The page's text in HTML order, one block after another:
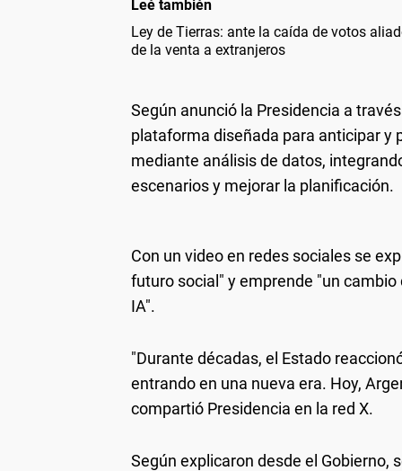
Leé también
Ley de Tierras: ante la caída de votos
de la venta a extranjeros
Según anunció la Presidencia a
plataforma diseñada para anticipar
mediante análisis de datos,
escenarios y mejorar la planificación.
Con un video en redes sociales se
futuro social" y emprende "un
IA".
"Durante décadas, el Estado
entrando en una nueva era. Hoy,
compartió Presidencia en la red X.
Según explicaron desde el Gobierno,